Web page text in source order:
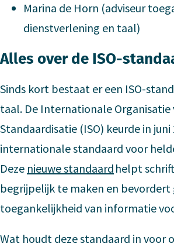
Marina de Horn (adviseur
dienstverlening en taal)
Alles over de ISO-
Sinds kort bestaat er een ISO-
taal. De Internationale Organisatie
Standaardisatie (ISO) keurde in juni
internationale standaard voor
Deze nieuwe standaard helpt
begrijpelijk te maken en bevordert
toegankelijkheid van informatie
Wat houdt deze standaard in voor